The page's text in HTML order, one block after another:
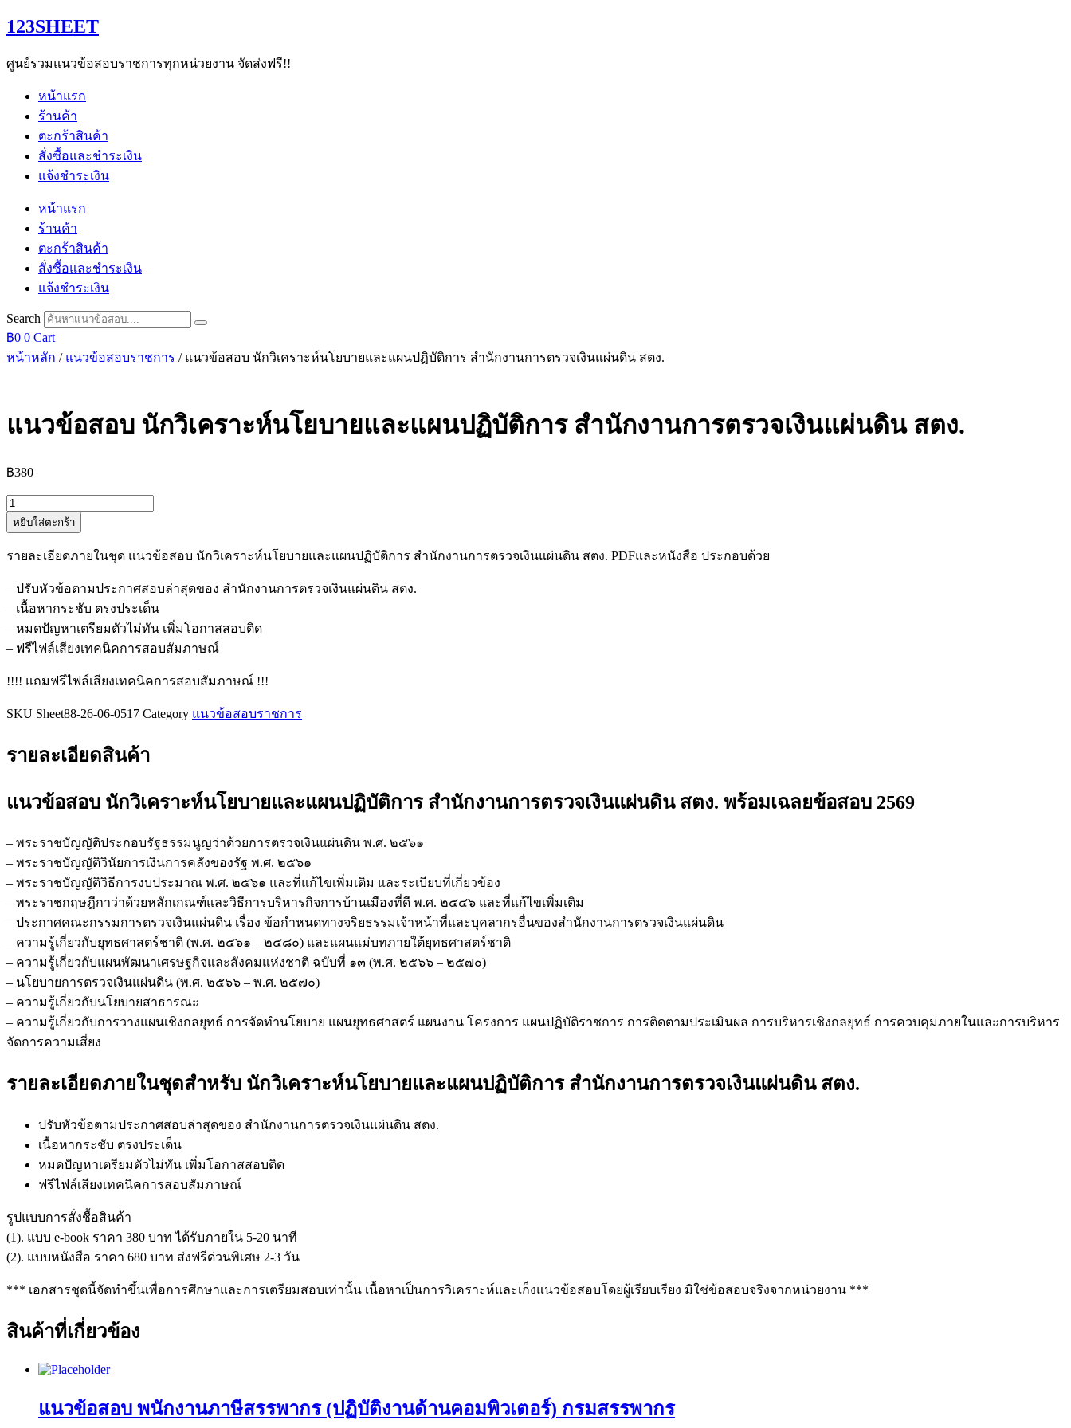
Skip
to
123SHEET
ศูนย์รวมแนวข้อสอบราชการทุกหน่วยงาน จัดส่งฟรี!!
หน้าแรก
ร้านค้า
ตะกร้าสินค้า
สั่งซื้อและชำระเงิน
แจ้งชำระเงิน
หน้าแรก
ร้านค้า
ตะกร้าสินค้า
สั่งซื้อและชำระเงิน
แจ้งชำระเงิน
Search
฿0 0 Cart
หน้าหลัก / แนวข้อสอบราชการ / แนวข้อสอบ นักวิเคราะห์นโยบายและแผนปฏิบัติการ สำนักงานการตรวจเงินแผ่นดิน สตง.
แนวข้อสอบ นักวิเคราะห์นโยบายและแผนปฏิบัติการ สำนักงานการตรวจเงินแผ่นดิน สตง.
฿380
จำนวน
แนว
นัก
วิเคราะห์
นโยบาย
และ
แผน
การ
เงิน
ดิน
ชิ้น
หยิบใส่ตะกร้า
รายละเอียดภายในชุด แนวข้อสอบ นักวิเคราะห์นโยบายและแผนปฏิบัติการ สำนักงานการตรวจเงินแผ่นดิน สตง. PDFและหนังสือ ประกอบด้วย
– ปรับหัวข้อตามประกาศสอบล่าสุดของ สำนักงานการตรวจเงินแผ่นดิน สตง.
– เนื้อหากระชับ ตรงประเด็น
– หมดปัญหาเตรียมตัวไม่ทัน เพิ่มโอกาสสอบติด
– ฟรีไฟล์เสียงเทคนิคการสอบสัมภาษณ์
!!!! แถมฟรีไฟล์เสียงเทคนิคการสอบสัมภาษณ์ !!!
SKU Sheet88-26-06-0517 Category แนวข้อสอบราชการ
รายละเอียดสินค้า
แนวข้อสอบ นักวิเคราะห์นโยบายและแผนปฏิบัติการ สำนักงานการตรวจเงินแผ่นดิน สตง. พร้อมเฉลยข้อสอบ 2569
– พระราชบัญญัติประกอบรัฐธรรมนูญว่าด้วยการตรวจเงินแผ่นดิน พ.ศ. ๒๕๖๑
– พระราชบัญญัติวินัยการเงินการคลังของรัฐ พ.ศ. ๒๕๖๑
– พระราชบัญญัติวิธีการงบประมาณ พ.ศ. ๒๕๖๑ และที่แก้ไขเพิ่มเติม และระเบียบที่เกี่ยวข้อง
– พระราชกฤษฎีกาว่าด้วยหลักเกณฑ์และวิธีการบริหารกิจการบ้านเมืองที่ดี พ.ศ. ๒๕๔๖ และที่แก้ไขเพิ่มเติม
– ประกาศคณะกรรมการตรวจเงินแผ่นดิน เรื่อง ข้อกำหนดทางจริยธรรมเจ้าหน้าที่และบุคลากรอื่นของสำนักงานการตรวจเงินแผ่นดิน
– ความรู้เกี่ยวกับยุทธศาสตร์ชาติ (พ.ศ. ๒๕๖๑ – ๒๕๘๐) และแผนแม่บทภายใต้ยุทธศาสตร์ชาติ
– ความรู้เกี่ยวกับแผนพัฒนาเศรษฐกิจและสังคมแห่งชาติ ฉบับที่ ๑๓ (พ.ศ. ๒๕๖๖ – ๒๕๗๐)
– นโยบายการตรวจเงินแผ่นดิน (พ.ศ. ๒๕๖๖ – พ.ศ. ๒๕๗๐)
– ความรู้เกี่ยวกับนโยบายสาธารณะ
– ความรู้เกี่ยวกับการวางแผนเชิงกลยุทธ์ การจัดทำนโยบาย แผนยุทธศาสตร์ แผนงาน โครงการ แผนปฏิบัติราชการ การติดตามประเมินผล การบริหารเชิงกลยุทธ์ การควบคุมภายในและการบริหาร
จัดการความเสี่ยง
รายละเอียดภายในชุดสำหรับ นักวิเคราะห์นโยบายและแผนปฏิบัติการ สำนักงานการตรวจเงินแผ่นดิน สตง.
ปรับหัวข้อตามประกาศสอบล่าสุดของ สำนักงานการตรวจเงินแผ่นดิน สตง.
เนื้อหากระชับ ตรงประเด็น
หมดปัญหาเตรียมตัวไม่ทัน เพิ่มโอกาสสอบติด
ฟรีไฟล์เสียงเทคนิคการสอบสัมภาษณ์
รูปแบบการสั่งชื้อสินค้า
(1). แบบ e-book ราคา 380 บาท ได้รับภายใน 5-20 นาที
(2). แบบหนังสือ ราคา 680 บาท ส่งฟรีด่วนพิเศษ 2-3 วัน
*** เอกสารชุดนี้จัดทำขึ้นเพื่อการศึกษาและการเตรียมสอบเท่านั้น เนื้อหาเป็นการวิเคราะห์และเก็งแนวข้อสอบโดยผู้เรียบเรียง มิใช่ข้อสอบจริงจากหน่วยงาน ***
สินค้าที่เกี่ยวข้อง
แนวข้อสอบ พนักงานภาษีสรรพากร (ปฏิบัติงานด้านคอมพิวเตอร์) กรมสรรพากร